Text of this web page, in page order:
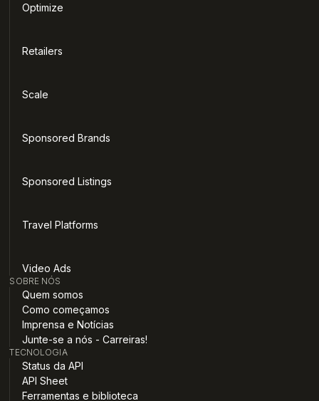
Optimize
Retailers
Scale
Sponsored Brands
Sponsored Listings
Travel Platforms
Video Ads
SOBRE NÓS
Quem somos
Como começamos
Imprensa e Notícias
Junte-se a nós - Carreiras!
TECNOLOGIA
Status da API
API Sheet
Ferramentas e biblioteca